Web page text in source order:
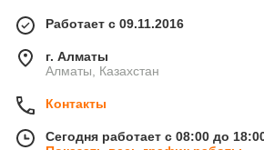
Работает с 09.11.2016
г. Алматы
Алматы, Казахстан
Контакты
Сегодня работает с 08:00 до